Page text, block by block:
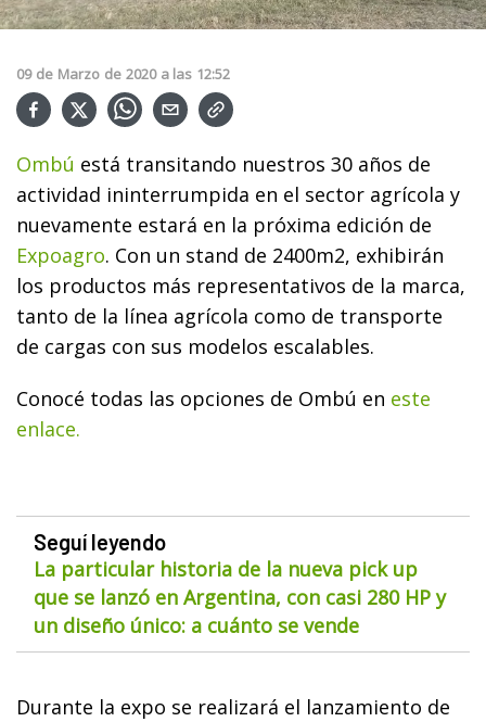
09 de Marzo de 2020 a las 12:52
Ombú está transitando nuestros 30 años de
actividad ininterrumpida en el sector agrícola y
nuevamente estará en la próxima edición de
Expoagro. Con un stand de 2400m2, exhibirán
los productos más representativos de la marca,
tanto de la línea agrícola como de transporte
de cargas con sus modelos escalables.
Conocé todas las opciones de Ombú en este
enlace.
Seguí leyendo
La particular historia de la nueva pick up
que se lanzó en Argentina, con casi 280 HP y
un diseño único: a cuánto se vende
Durante la expo se realizará el lanzamiento de